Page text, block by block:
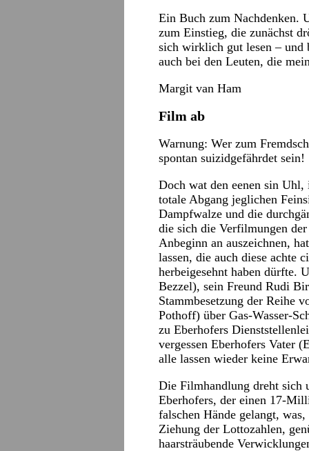
Ein Buch zum Nachdenken.
zum Einstieg, die zunächst
sich wirklich gut lesen – und
auch bei den Leuten, die
Margit van Ham
Film ab
Warnung: Wer zum
spontan suizidgefährdet sein!
Doch wat den eenen sin
totale Abgang jeglichen
Dampfwalze und die
die sich die Verfilmungen
Anbeginn an auszeichnen,
lassen, die auch diese achte
herbeigesehnt haben dürfte.
Bezzel), sein Freund Rudi
Stammbesetzung der Reihe
Pothoff) über Gas-Wasser-
zu Eberhofers
vergessen Eberhofers Vater
alle lassen wieder keine
Die Filmhandlung dreht sich
Eberhofers, der einen 17-
falschen Hände gelangt,
Ziehung der Lottozahlen,
haarsträubende